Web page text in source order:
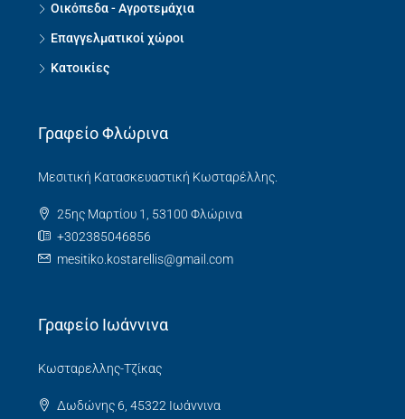
Οικόπεδα - Αγροτεμάχια
Επαγγελματικοί χώροι
Κατοικίες
Γραφείο Φλώρινα
Μεσιτική Κατασκευαστική Κωσταρέλλης.
25ης Μαρτίου 1, 53100 Φλώρινα
+302385046856
mesitiko.kostarellis@gmail.com
Γραφείο Ιωάννινα
Κωσταρελλης-Τζίκας
Δωδώνης 6, 45322 Ιωάννινα